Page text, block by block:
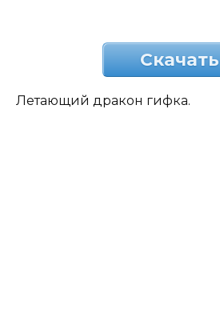
Скачать
Летающий дракон гифка.